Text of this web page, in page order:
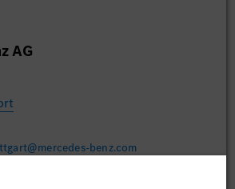
AG
benz.com